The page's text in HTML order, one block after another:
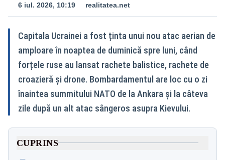
6 iul. 2026, 10:19 realitatea.net
Capitala Ucrainei a fost ținta unui nou atac aerian de
amploare în noaptea de duminică spre luni, când
forțele ruse au lansat rachete balistice, rachete de
croazieră și drone. Bombardamentul are loc cu o zi
înaintea summitului NATO de la Ankara și la câteva
zile după un alt atac sângeros asupra Kievului.
CUPRINS